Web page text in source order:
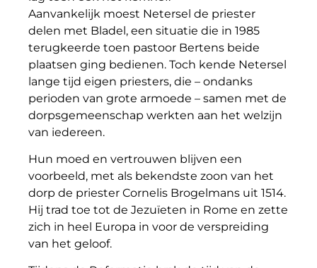
Aanvankelijk moest Netersel de priester
delen met Bladel, een situatie die in 1985
terugkeerde toen pastoor Bertens beide
plaatsen ging bedienen. Toch kende Netersel
lange tijd eigen priesters, die – ondanks
perioden van grote armoede – samen met de
dorpsgemeenschap werkten aan het welzijn
van iedereen.
Hun moed en vertrouwen blijven een
voorbeeld, met als bekendste zoon van het
dorp de priester Cornelis Brogelmans uit 1514.
Hij trad toe tot de Jezuïeten in Rome en zette
zich in heel Europa in voor de verspreiding
van het geloof.